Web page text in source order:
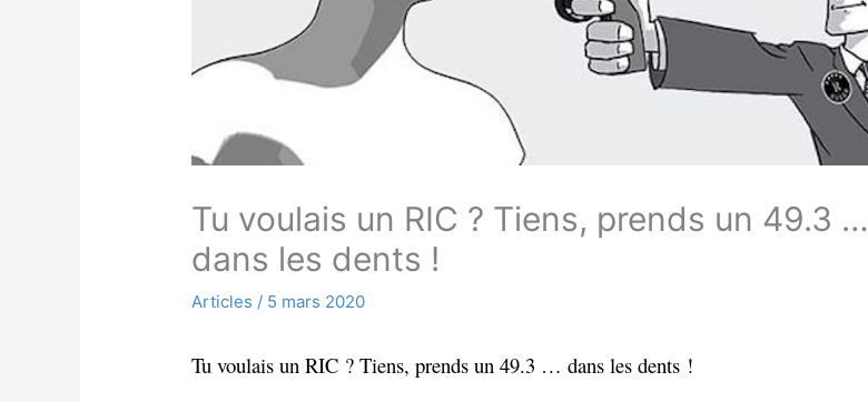
Tu voulais un RIC ? Tiens, prends un 49.3 …
dans les dents !
Articles / 5 mars 2020
Tu voulais un RIC ? Tiens, prends un 49.3 … dans les dents !